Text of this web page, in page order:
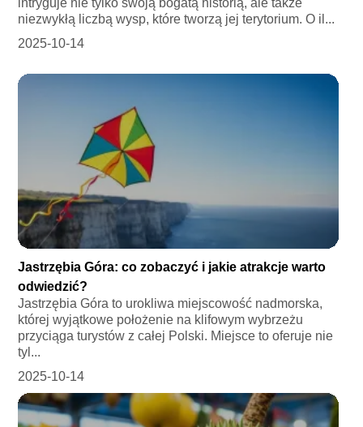
intryguje nie tylko swoją bogatą historią, ale także
niezwykłą liczbą wysp, które tworzą jej terytorium. O il...
2025-10-14
Jastrzębia Góra: co zobaczyć i jakie atrakcje warto
odwiedzić?
Jastrzębia Góra to urokliwa miejscowość nadmorska,
której wyjątkowe położenie na klifowym wybrzeżu
przyciąga turystów z całej Polski. Miejsce to oferuje nie
tyl...
2025-10-14